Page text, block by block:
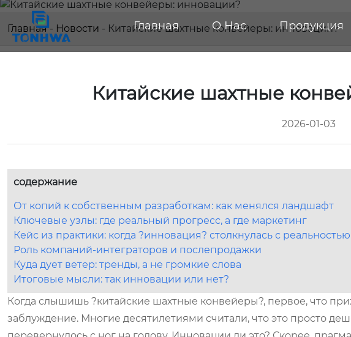
Главная О Нас Продукция
Главная- Новости - Китайские шахтные конвейеры: инновации?
Китайские шахтные
2026-01-03
содержание
От копий к собственным разработкам: как менялся ландшафт
Ключевые узлы: где реальный прогресс, а где маркетинг
Кейс из практики: когда ?инновация? столкнулась с реальностью
Роль компаний-интеграторов и послепродажки
Куда дует ветер: тренды, а не громкие слова
Итоговые мысли: так инновации или нет?
Когда слышишь ?китайские шахтные конвейеры?, первое, что
заблуждение. Многие десятилетиями считали, что это просто